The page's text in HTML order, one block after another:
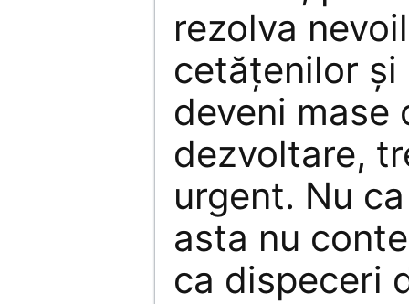
rezolva
cetăţenilor şi
deveni mase
dezvoltare,
urgent. Nu
asta nu
ca dispeceri